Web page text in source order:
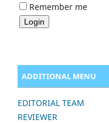
Remember me
ADDITIONAL MENU
EDITORIAL TEAM
REVIEWER